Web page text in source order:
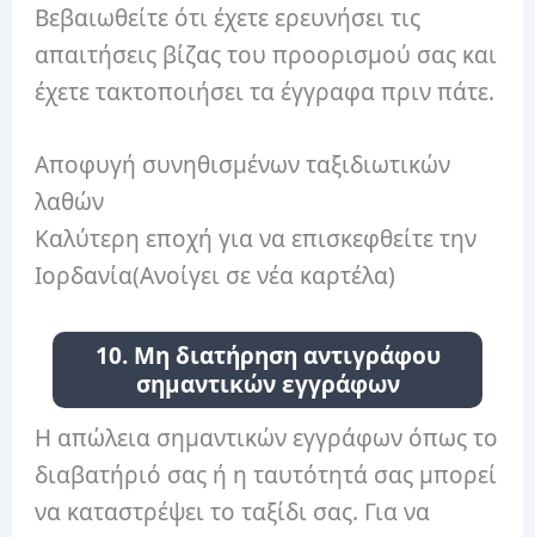
Βεβαιωθείτε ότι έχετε ερευνήσει τις
απαιτήσεις βίζας του προορισμού σας και
έχετε τακτοποιήσει τα έγγραφα πριν πάτε.
Αποφυγή συνηθισμένων ταξιδιωτικών
λαθών
Καλύτερη εποχή για να επισκεφθείτε την
Ιορδανία(Ανοίγει σε νέα καρτέλα)
10. Μη διατήρηση αντιγράφου
σημαντικών εγγράφων
Η απώλεια σημαντικών εγγράφων όπως το
διαβατήριό σας ή η ταυτότητά σας μπορεί
να καταστρέψει το ταξίδι σας. Για να